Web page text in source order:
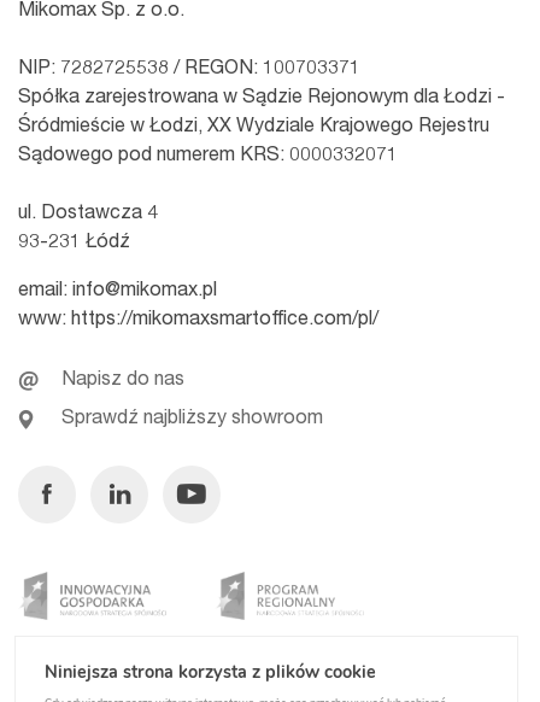
Mikomax Sp. z o.o.
NIP: 7282725538 / REGON: 100703371
Spółka zarejestrowana w Sądzie Rejonowym dla Łodzi -
Śródmieście w Łodzi, XX Wydziale Krajowego Rejestru
Sądowego pod numerem KRS: 0000332071
ul. Dostawcza 4
93-231 Łódź
email: info@mikomax.pl
www: https://mikomaxsmartoffice.com/pl/
Napisz do nas
Sprawdź najbliższy showroom
FacebookLinkedinYoutube
Niniejsza strona korzysta z plików cookie